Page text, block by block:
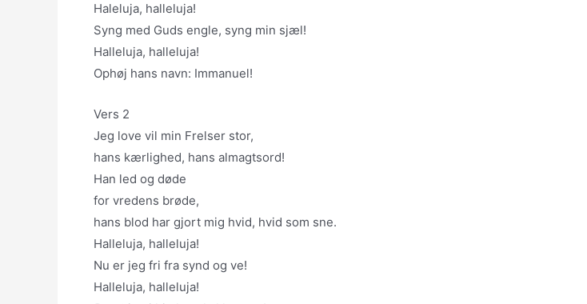
Haleluja, halleluja!
Syng med Guds engle, syng min sjæl!
Halleluja, halleluja!
Ophøj hans navn: Immanuel!
Vers 2
Jeg love vil min Frelser stor,
hans kærlighed, hans almagtsord!
Han led og døde
for vredens brøde,
hans blod har gjort mig hvid, hvid som sne.
Halleluja, halleluja!
Nu er jeg fri fra synd og ve!
Halleluja, halleluja!